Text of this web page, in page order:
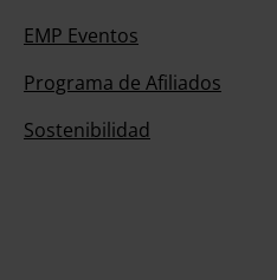
EMP Eventos
Programa de Afiliados
Sostenibilidad